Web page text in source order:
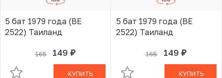
5 бат 1979 года (BE
2522) Таиланд
165 149 руб.
В КОРЗИНЕ
КУПИТЬ
5 бат 1979 года (BE
2522) Таиланд
165 149 руб.
В КОРЗИНЕ
КУПИТЬ